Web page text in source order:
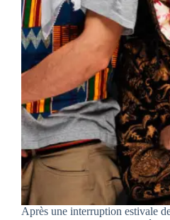
Après une interruption estivale